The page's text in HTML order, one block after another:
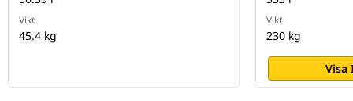
Vikt
45.4 kg
Vikt
230 kg
Visa